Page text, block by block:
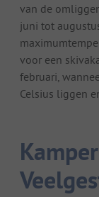
van de
juni tot
voor een
februari,
Celsius liggen